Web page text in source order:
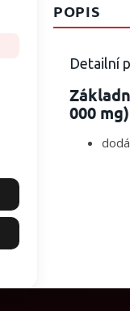
POPIS
Detailní
000 mg)